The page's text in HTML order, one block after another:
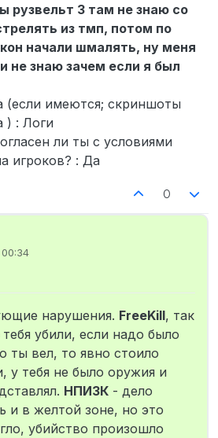
рузвельт 3 там не знаю со
из тмп, потом по
начали шмалять, ну меня
не знаю зачем если я был
(если имеются; скриншоты
) : Логи
ли ты с условиями
игроков? : Да
0
00:34
нарушения. FreeKill, так
убили, если надо было
ты вел, то явно стоило
у тебя не было оружия и
НПИЗК - дело
и в желтой зоне, но это
убийство произошло